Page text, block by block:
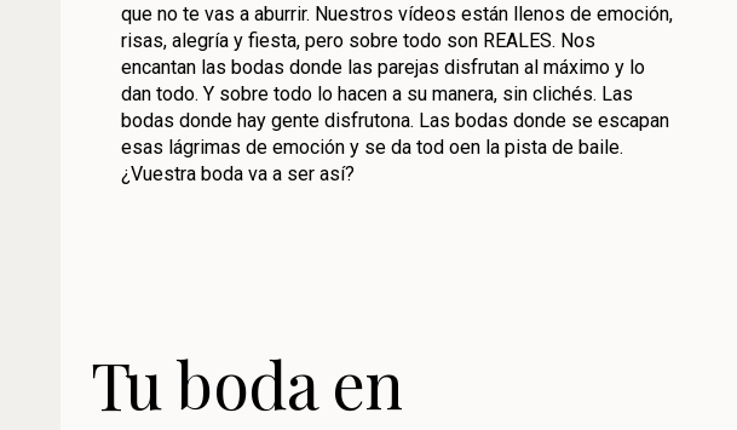
que no te vas a aburrir. Nuestros vídeos están llenos de emoción,
risas, alegría y fiesta, pero sobre todo son REALES. Nos
encantan las bodas donde las parejas disfrutan al máximo y lo
dan todo. Y sobre todo lo hacen a su manera, sin clichés. Las
bodas donde hay gente disfrutona. Las bodas donde se escapan
esas lágrimas de emoción y se da tod oen la pista de baile.
¿Vuestra boda va a ser así?
Tu boda en